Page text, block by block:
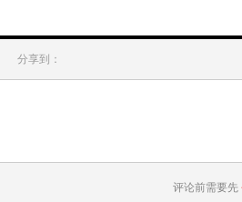
分享到：
评论前需要先